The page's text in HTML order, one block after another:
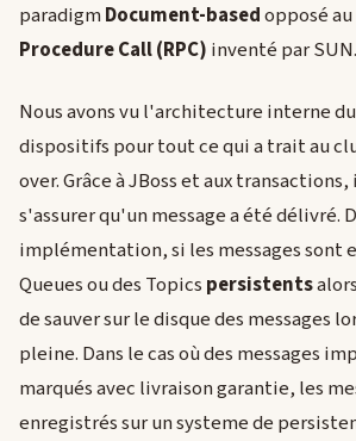
paradigmDocument-basedopposé
Procedure Call (RPC) inventé par SUN.
Nous avons vu l'architecture interne
dispositifs pour tout ce qui a trait au
over. Grâce à JBoss et aux
s'assurer qu'un message a été délivré.
implémentation, si les messages sont
Queues ou des Topics persistents
de sauver sur le disque des messages
pleine. Dans le cas où des messages
marqués avec livraison garantie, les
enregistrés sur un systeme de